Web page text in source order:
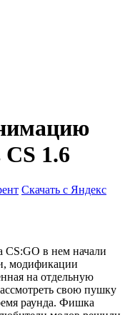
1.6
Скачать с Яндекс
CS:GO в нем начали
модификации
на отдельную
свою пушку
раунда. Фишка